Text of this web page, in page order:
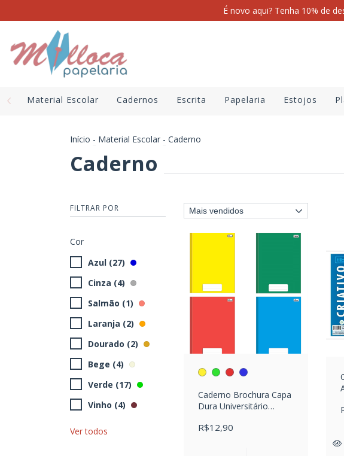
É novo aqui? Tenha 10% de
Material Escolar Cadernos Escrita Papelaria Estojos
Início - Material Escolar - Caderno
Caderno
FILTRAR POR
Cor
Azul (27)
Cinza (4)
Salmão (1)
Laranja (2)
Dourado (2)
Bege (4)
Verde (17)
Vinho (4)
Ver todos
Caderno Brochura Capa
Dura Universitário
R$12,90